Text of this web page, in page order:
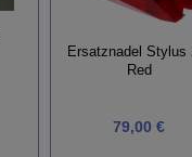
Ersatznadel Stylus
Red
79,00 €